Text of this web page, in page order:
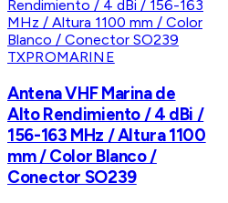
TXPROMARINE
Antena VHF Marina de
Alto Rendimiento / 4 dBi /
156-163 MHz / Altura 1100
mm / Color Blanco /
Conector SO239